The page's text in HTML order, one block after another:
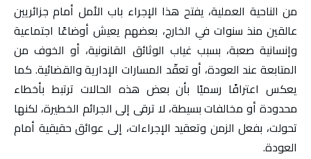
من الناحية العملية، يفتح هذا الإجراء باب الأمل أمام جزائريين
عالقين منذ سنوات في الخارج، بعضهم يعيش أوضاعًا اجتماعية
وإنسانية صعبة، بسبب غياب الوثائق القانونية، أو الخوف من
المتابعة عند العودة، أو تعقّد المسارات الإدارية والقضائية. كما
يعكس اعترافًا رسميًا بأن بعض هذه الحالات ترتبط بأخطاء
محدودة أو مخالفات بسيطة، لا ترقى إلى الجرائم الخطيرة، لكنها
تحولت، بفعل الزمن وتعقيد الإجراءات، إلى عوائق حقيقية أمام
العودة.